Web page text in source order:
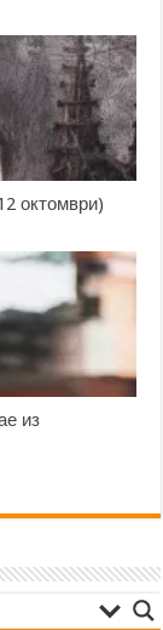
октомври)
из